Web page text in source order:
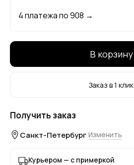
4 платежа по908 →
В корзину
Заказ в 1 клик
Получить заказ
Санкт-Петербург Изменить
Курьером — с примеркой